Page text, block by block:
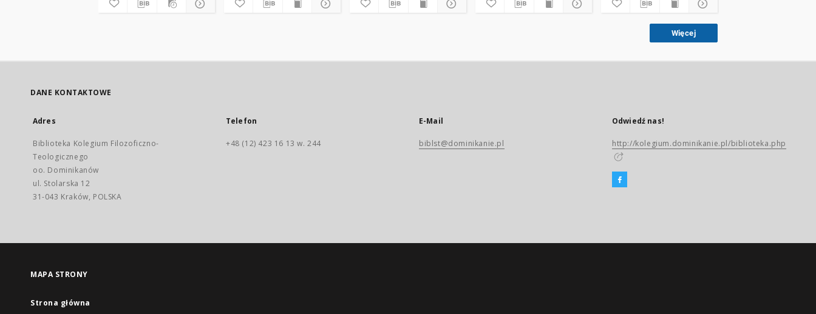
Więcej
DANE KONTAKTOWE
Adres
Biblioteka Kolegium Filozoficzno-
Teologicznego
oo. Dominikanów
ul. Stolarska 12
31-043 Kraków, POLSKA
Telefon
+48 (12) 423 16 13 w. 244
E-Mail
biblst@dominikanie.pl
Odwiedź nas!
http://kolegium.dominikanie.pl/biblioteka.php
MAPA STRONY
Strona główna